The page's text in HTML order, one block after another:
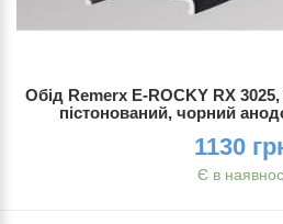
Обід Remerx E-ROCKY RX
пістонований, чорний
1130
Є в